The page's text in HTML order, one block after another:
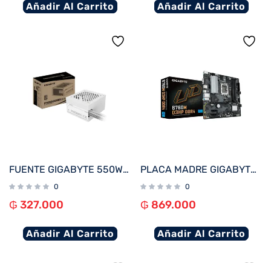
Añadir Al Carrito Añadir Al Carrito
FUENTE GIGABYTE 550W 80PLUS SILVER BLANCO 220V GP-P550SS ICE
0
₲ 327.000
Añadir Al Carrito
PLACA MADRE GIGABYTE 1700 B760M D3HP DDR4 V/S/R/HDMI/DP/2M2/USB3.2/MATX
0
₲ 869.000
Añadir Al Carrito